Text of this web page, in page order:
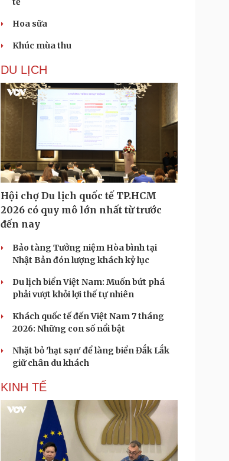
Hoa sữa
Khúc mùa thu
DU LỊCH
Hội chợ Du lịch quốc tế TP.HCM
2026 có quy mô lớn nhất từ trước
đến nay
Bảo tàng Tưởng niệm Hòa bình tại
Nhật Bản đón lượng khách kỷ lục
Du lịch biển Việt Nam: Muốn bứt phá
phải vượt khỏi lợi thế tự nhiên
Khách quốc tế đến Việt Nam 7 tháng
2026: Những con số nổi bật
Nhặt bỏ 'hạt sạn' để làng biển Đắk Lắk
giữ chân du khách
KINH TẾ